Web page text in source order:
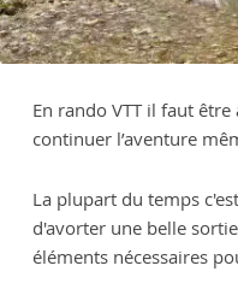
En rando VTT il faut
continuer l’aventure
La plupart du temps
d'avorter une belle
éléments nécessaires